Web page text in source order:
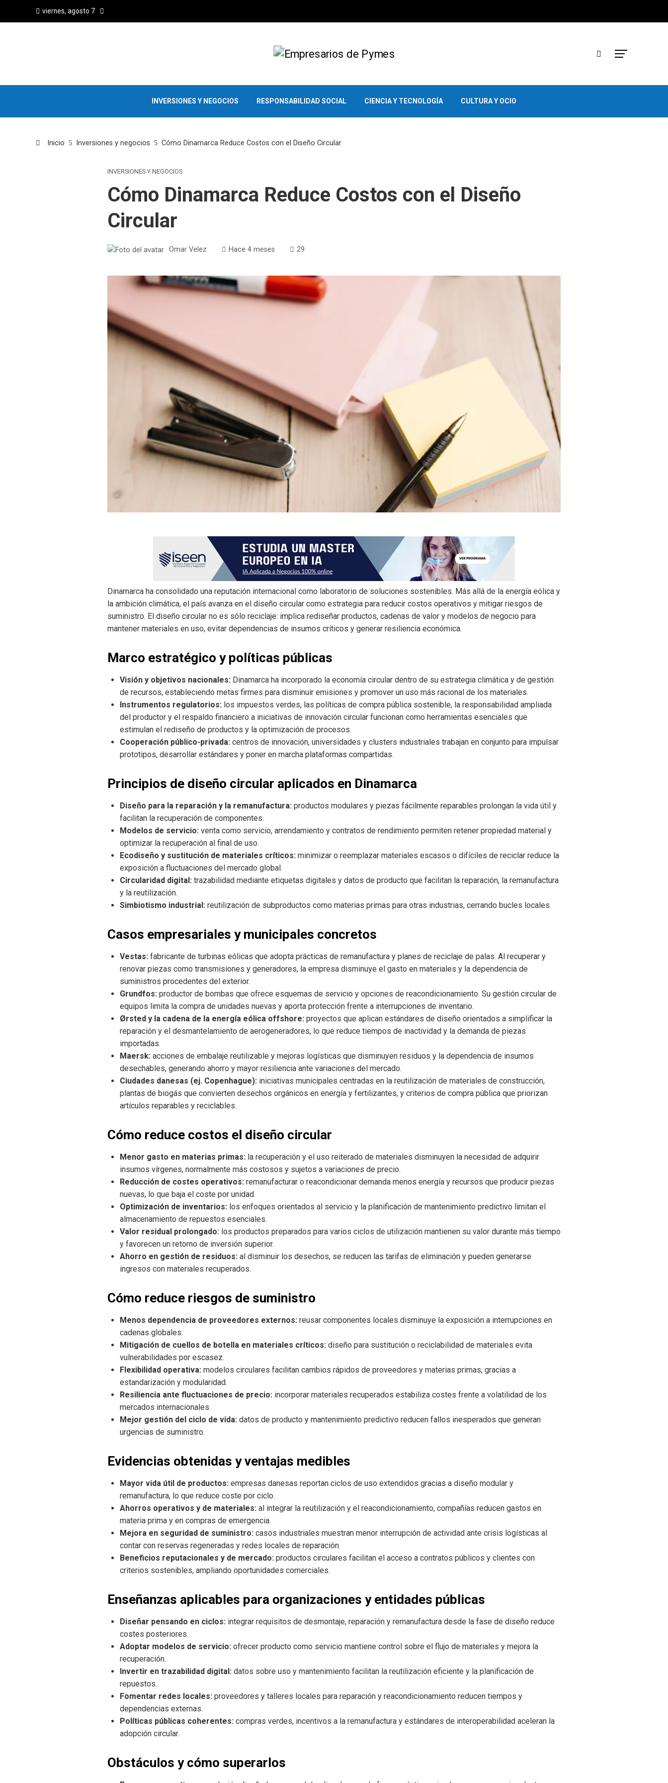
viernes, agosto 7
INVERSIONES Y NEGOCIOS RESPONSABILIDAD SOCIAL CIENCIA Y TECNOLOGÍA CULTURA Y OCIO
Inicio Inversiones y negocios Cómo Dinamarca Reduce Costos con el Diseño Circular
INVERSIONES Y NEGOCIOS
Cómo Dinamarca Reduce Costos con el Diseño
Circular
Omar Velez Hace 4 meses 29
Dinamarca ha consolidado una reputación internacional como laboratorio de soluciones sostenibles. Más allá de la energía eólica y
la ambición climática, el país avanza en el diseño circular como estrategia para reducir costos operativos y mitigar riesgos de
suministro. El diseño circular no es sólo reciclaje: implica rediseñar productos, cadenas de valor y modelos de negocio para
mantener materiales en uso, evitar dependencias de insumos críticos y generar resiliencia económica.
Marco estratégico y políticas públicas
Visión y objetivos nacionales: Dinamarca ha incorporado la economía circular dentro de su estrategia climática y de gestión
de recursos, estableciendo metas firmes para disminuir emisiones y promover un uso más racional de los materiales.
Instrumentos regulatorios: los impuestos verdes, las políticas de compra pública sostenible, la responsabilidad ampliada
del productor y el respaldo financiero a iniciativas de innovación circular funcionan como herramientas esenciales que
estimulan el rediseño de productos y la optimización de procesos.
Cooperación público-privada: centros de innovación, universidades y clusters industriales trabajan en conjunto para impulsar
prototipos, desarrollar estándares y poner en marcha plataformas compartidas.
Principios de diseño circular aplicados en Dinamarca
Diseño para la reparación y la remanufactura: productos modulares y piezas fácilmente reparables prolongan la vida útil y
facilitan la recuperación de componentes.
Modelos de servicio: venta como servicio, arrendamiento y contratos de rendimiento permiten retener propiedad material y
optimizar la recuperación al final de uso.
Ecodiseño y sustitución de materiales críticos: minimizar o reemplazar materiales escasos o difíciles de reciclar reduce la
exposición a fluctuaciones del mercado global.
Circularidad digital: trazabilidad mediante etiquetas digitales y datos de producto que facilitan la reparación, la remanufactura
y la reutilización.
Simbiotismo industrial: reutilización de subproductos como materias primas para otras industrias, cerrando bucles locales.
Casos empresariales y municipales concretos
Vestas: fabricante de turbinas eólicas que adopta prácticas de remanufactura y planes de reciclaje de palas. Al recuperar y
renovar piezas como transmisiones y generadores, la empresa disminuye el gasto en materiales y la dependencia de
suministros procedentes del exterior.
Grundfos: productor de bombas que ofrece esquemas de servicio y opciones de reacondicionamiento. Su gestión circular de
equipos limita la compra de unidades nuevas y aporta protección frente a interrupciones de inventario.
Ørsted y la cadena de la energía eólica offshore: proyectos que aplican estándares de diseño orientados a simplificar la
reparación y el desmantelamiento de aerogeneradores, lo que reduce tiempos de inactividad y la demanda de piezas
importadas.
Maersk: acciones de embalaje reutilizable y mejoras logísticas que disminuyen residuos y la dependencia de insumos
desechables, generando ahorro y mayor resiliencia ante variaciones del mercado.
Ciudades danesas (ej. Copenhague): iniciativas municipales centradas en la reutilización de materiales de construcción,
plantas de biogás que convierten desechos orgánicos en energía y fertilizantes, y criterios de compra pública que priorizan
artículos reparables y reciclables.
Cómo reduce costos el diseño circular
Menor gasto en materias primas: la recuperación y el uso reiterado de materiales disminuyen la necesidad de adquirir
insumos vírgenes, normalmente más costosos y sujetos a variaciones de precio.
Reducción de costes operativos: remanufacturar o reacondicionar demanda menos energía y recursos que producir piezas
nuevas, lo que baja el coste por unidad.
Optimización de inventarios: los enfoques orientados al servicio y la planificación de mantenimiento predictivo limitan el
almacenamiento de repuestos esenciales.
Valor residual prolongado: los productos preparados para varios ciclos de utilización mantienen su valor durante más tiempo
y favorecen un retorno de inversión superior.
Ahorro en gestión de residuos: al disminuir los desechos, se reducen las tarifas de eliminación y pueden generarse
ingresos con materiales recuperados.
Cómo reduce riesgos de suministro
Menos dependencia de proveedores externos: reusar componentes locales disminuye la exposición a interrupciones en
cadenas globales.
Mitigación de cuellos de botella en materiales críticos: diseño para sustitución o reciclabilidad de materiales evita
vulnerabilidades por escasez.
Flexibilidad operativa: modelos circulares facilitan cambios rápidos de proveedores y materias primas, gracias a
estandarización y modularidad.
Resiliencia ante fluctuaciones de precio: incorporar materiales recuperados estabiliza costes frente a volatilidad de los
mercados internacionales.
Mejor gestión del ciclo de vida: datos de producto y mantenimiento predictivo reducen fallos inesperados que generan
urgencias de suministro.
Evidencias obtenidas y ventajas medibles
Mayor vida útil de productos: empresas danesas reportan ciclos de uso extendidos gracias a diseño modular y
remanufactura, lo que reduce coste por ciclo.
Ahorros operativos y de materiales: al integrar la reutilización y el reacondicionamiento, compañías reducen gastos en
materia prima y en compras de emergencia.
Mejora en seguridad de suministro: casos industriales muestran menor interrupción de actividad ante crisis logísticas al
contar con reservas regeneradas y redes locales de reparación.
Beneficios reputacionales y de mercado: productos circulares facilitan el acceso a contratos públicos y clientes con
criterios sostenibles, ampliando oportunidades comerciales.
Enseñanzas aplicables para organizaciones y entidades públicas
Diseñar pensando en ciclos: integrar requisitos de desmontaje, reparación y remanufactura desde la fase de diseño reduce
costes posteriores.
Adoptar modelos de servicio: ofrecer producto como servicio mantiene control sobre el flujo de materiales y mejora la
recuperación.
Invertir en trazabilidad digital: datos sobre uso y mantenimiento facilitan la reutilización eficiente y la planificación de
repuestos.
Fomentar redes locales: proveedores y talleres locales para reparación y reacondicionamiento reducen tiempos y
dependencias externas.
Políticas públicas coherentes: compras verdes, incentivos a la remanufactura y estándares de interoperabilidad aceleran la
adopción circular.
Obstáculos y cómo superarlos